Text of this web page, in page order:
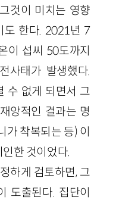
것이 미치는 영향
도 한다. 2021년 7
이 섭씨 50도까지
사태가 발생했다.
수 없게 되면서 그
앙적인 결과는 명
가 착복되는 등) 이
한 것이었다.
하게 검토하면, 그
도출된다. 집단이